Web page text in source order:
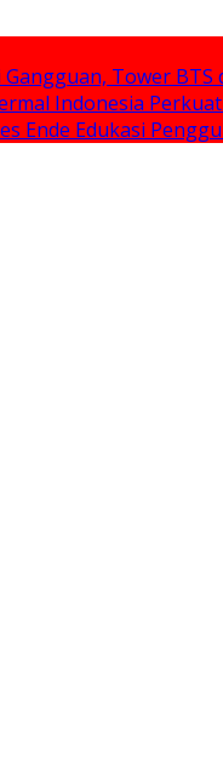
Tower
Indonesia
Ende Edukasi